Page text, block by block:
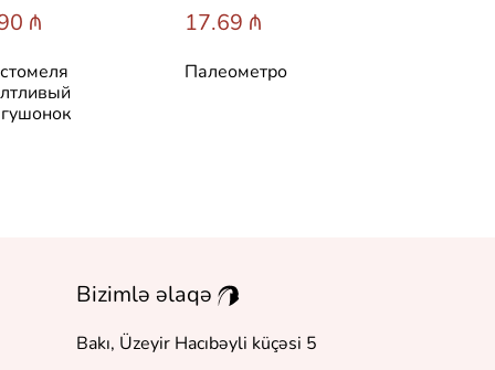
₼ 17.69 ₼
Палеометро
Bizimlə əlaqə
Bakı, Üzeyir Hacıbəyli küçəsi 5